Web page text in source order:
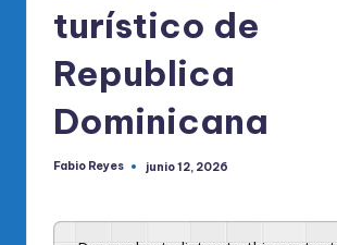
M
turístico de
Republica
Dominicana
Publicado
Fabio Reyes junio 12, 2026